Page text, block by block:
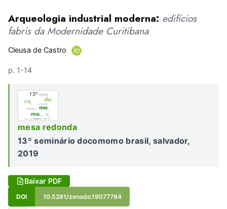
Arqueologia industrial moderna: edifícios
fabris da Modernidade Curitibana
Cleusa de Castro
p. 1-14
mesa redonda
13º seminário docomomo brasil, salvador,
2019
Baixar PDF
DOI 10.5281/zenodo.19077784